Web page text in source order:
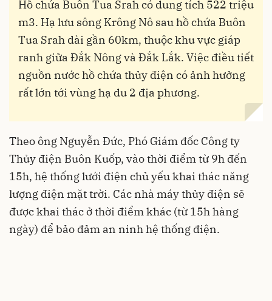
Hồ chứa Buôn Tua Srah có dung tích 522 triệu
m3. Hạ lưu sông Krông Nô sau hồ chứa Buôn
Tua Srah dài gần 60km, thuộc khu vực giáp
ranh giữa Đắk Nông và Đắk Lắk. Việc điều tiết
nguồn nước hồ chứa thủy điện có ảnh hưởng
rất lớn tới vùng hạ du 2 địa phương.
Theo ông Nguyễn Đức, Phó Giám đốc Công ty
Thủy điện Buôn Kuốp, vào thời điểm từ 9h đến
15h, hệ thống lưới điện chủ yếu khai thác năng
lượng điện mặt trời. Các nhà máy thủy điện sẽ
được khai thác ở thời điểm khác (từ 15h hàng
ngày) để bảo đảm an ninh hệ thống điện.